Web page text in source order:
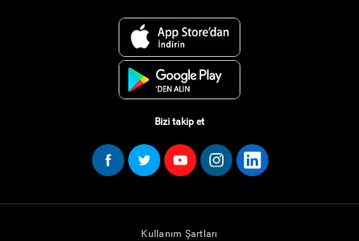
Bizi takip et
Kullanım Şartları